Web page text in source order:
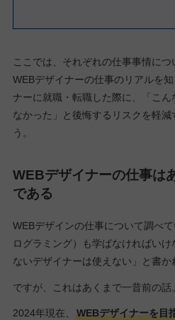
ここでは、それぞれの仕事事情につ
WEBデザイナーの仕事のリアルを
ナーに就職・転職した際に、「こ
なかった」と後悔するリスクを軽減
う。
WEBデザイナーの仕事は
である
WEBデザインの仕事について調べ
ログラミング）も学ばなければい
ないデザイナーは使えない」と書か
ですが、これはあくまで一昔前の話。
2024年現在、
WEBデザイナーを目